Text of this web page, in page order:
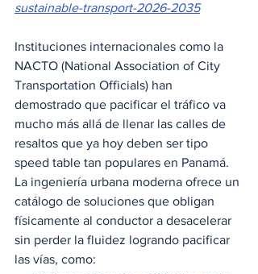
sustainable-transport-2026-2035
Instituciones internacionales como la
NACTO (National Association of City
Transportation Officials) han
demostrado que pacificar el tráfico va
mucho más allá de llenar las calles de
resaltos que ya hoy deben ser tipo
speed table tan populares en Panamá.
La ingeniería urbana moderna ofrece un
catálogo de soluciones que obligan
físicamente al conductor a desacelerar
sin perder la fluidez logrando pacificar
las vías, como: